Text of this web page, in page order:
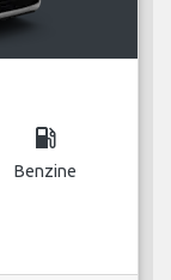
local_gas_station
Benzine